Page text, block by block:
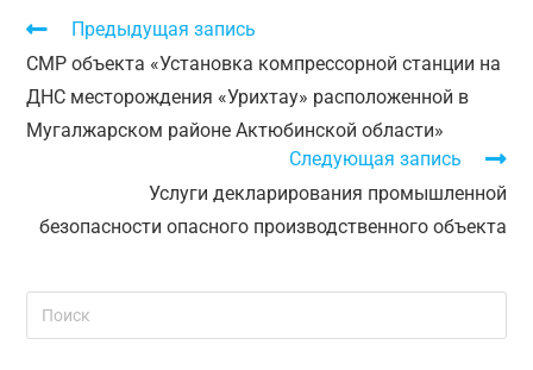
Предыдущая запись
СМР объекта «Установка компрессорной станции на
ДНС месторождения «Урихтау» расположенной в
Мугалжарском районе Актюбинской области»
Следующая запись
Услуги декларирования промышленной
безопасности опасного производственного объекта